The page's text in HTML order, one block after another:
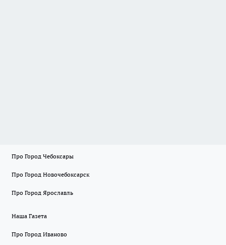
Про Город Чебоксары
Про Город Новочебоксарск
Про Город Ярославль
Наша Газета
Про Город Иваново